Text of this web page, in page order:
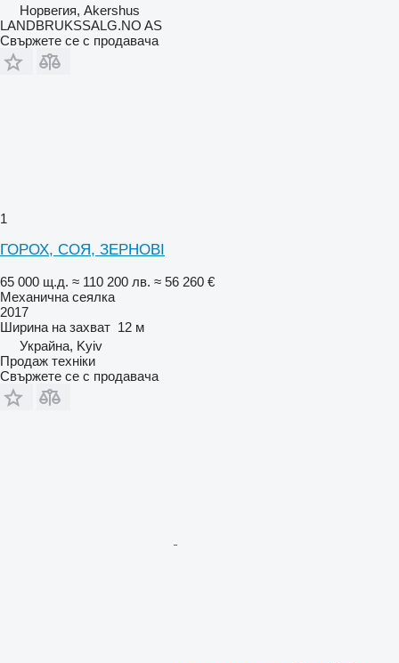
Норвегия, Akershus
LANDBRUKSSALG.NO AS
Свържете се с продавача
1
ГОРОХ, СОЯ, ЗЕРНОВІ
65 000 щ.д. ≈ 110 200 лв. ≈ 56 260 €
Механична сеялка
2017
Ширина на захват 12 м
Украйна, Kyiv
Продаж техніки
Свържете се с продавача